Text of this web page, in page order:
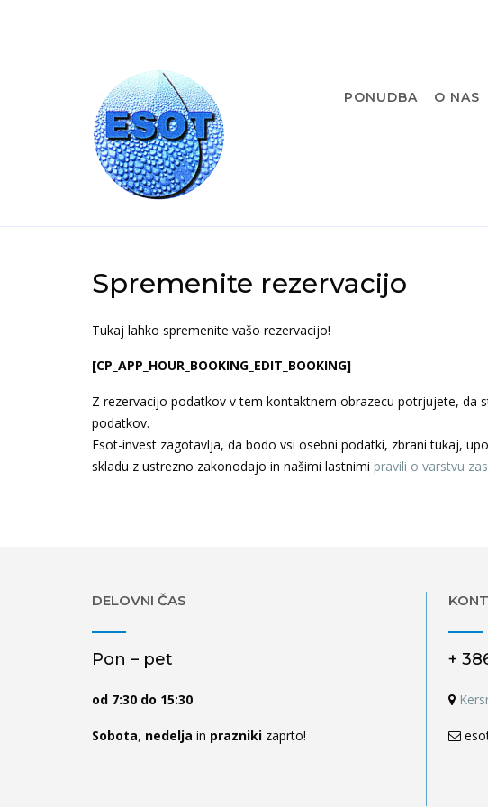
PONUDBA O NAS
Spremenite rezervacijo
Tukaj lahko spremenite vašo rezervacijo!
[CP_APP_HOUR_BOOKING_EDIT_BOOKING]
Z rezervacijo podatkov v tem kontaktnem obrazecu potrjujete, da
podatkov.
Esot-invest zagotavlja, da bodo vsi osebni podatki, zbrani tukaj,
skladu z ustrezno zakonodajo in našimi lastnimi pravili o varstvu
DELOVNI ČAS
Pon – pet
od 7:30 do 15:30
Sobota, nedelja in prazniki zaprto!
+